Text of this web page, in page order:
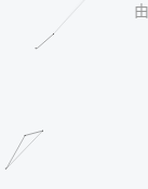
由